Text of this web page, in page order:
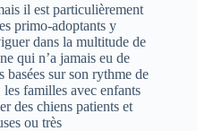
il est particulièrement
primo-adoptants y
dans la multitude de
qui n’a jamais eu de
sur son rythme de
familles avec enfants
des chiens patients et
ou très